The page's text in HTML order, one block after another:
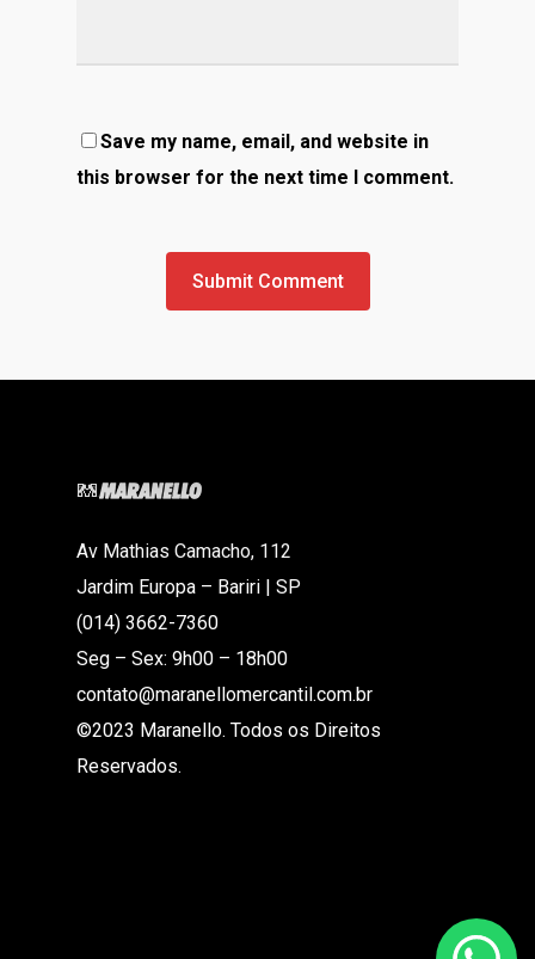
Save my name, email, and website in
this browser for the next time I comment.
Av Mathias Camacho, 112
Jardim Europa – Bariri | SP
(014) 3662-7360
Seg – Sex: 9h00 – 18h00
contato@maranellomercantil.com.br
©2023 Maranello. Todos os Direitos
Reservados.